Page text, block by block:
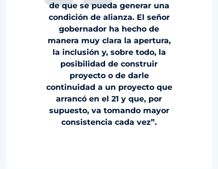
de que se pueda generar una
condición de alianza. El señor
gobernador ha hecho de
manera muy clara la apertura,
la inclusión y, sobre todo, la
posibilidad de construir
proyecto o de darle
continuidad a un proyecto que
arrancó en el 21 y que, por
supuesto, va tomando mayor
consistencia cada vez”.